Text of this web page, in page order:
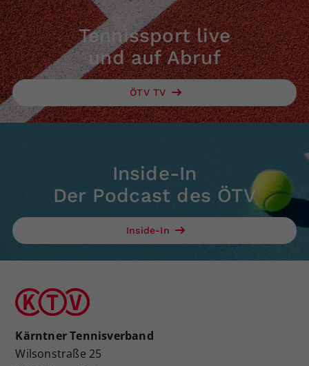
Tennissport live
und auf Abruf
ÖTV TV
Inside-In
Der Podcast des ÖTV
Inside-In
Kärntner Tennisverband
Wilsonstraße 25